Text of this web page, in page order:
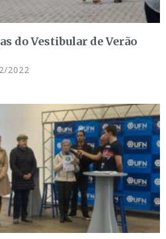
do Vestibular de Verão
2022